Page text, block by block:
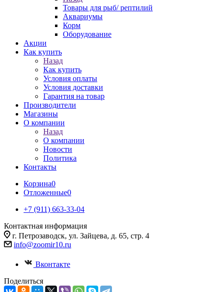
Товары для рыб/ рептилий
Аквариумы
Корм
Оборудование
Акции
Как купить
Назад
Как купить
Условия оплаты
Условия доставки
Гарантия на товар
Производители
Магазины
О компании
Назад
О компании
Новости
Политика
Контакты
Корзина0
Отложенные0
+7 (911) 663-33-04
Контактная информация
г. Петрозаводск, ул. Зайцева, д. 65, стр. 4
info@zoomir10.ru
Вконтакте
Поделиться